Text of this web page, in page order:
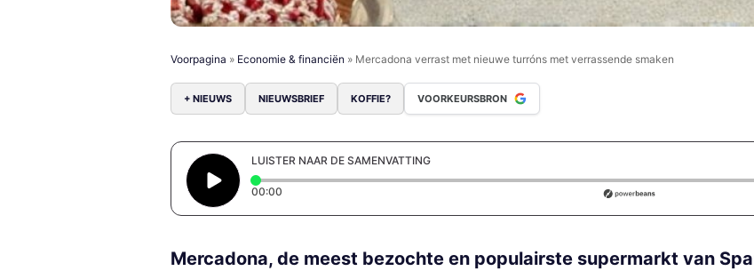
Voorpagina » Economie & financiën » Mercadona verrast met nieuwe turróns met verrassende smaken
+ NIEUWS NIEUWSBRIEF KOFFIE? VOORKEURSBRON
LUISTER NAAR DE SAMENVATTING
00:00
Mercadona, de meest bezochte en populairste supermarkt van